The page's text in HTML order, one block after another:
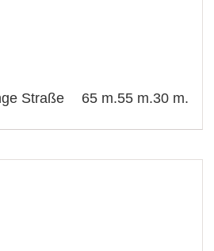
30 m.
55 m.
Straße 65 m.